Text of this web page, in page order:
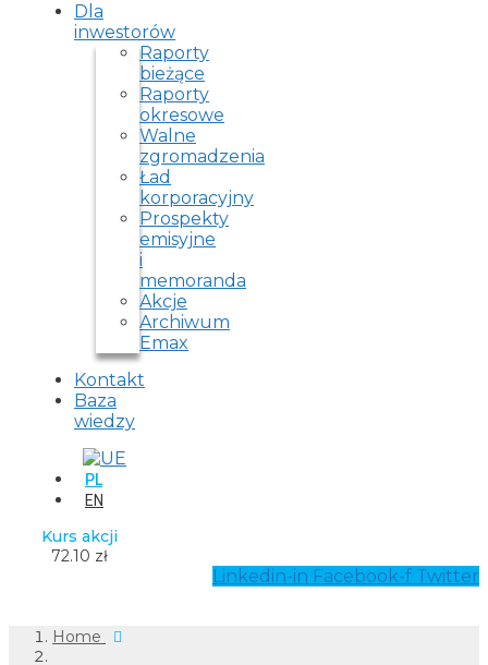
Dla
inwestorów
Raporty
bieżące
Raporty
okresowe
Walne
zgromadzenia
Ład
korporacyjny
Prospekty
emisyjne
i
memoranda
Akcje
Archiwum
Emax
Kontakt
Baza
wiedzy
PL
EN
Kurs akcji
72.10 zł
Linkedin-in Facebook-f Twitter
Home